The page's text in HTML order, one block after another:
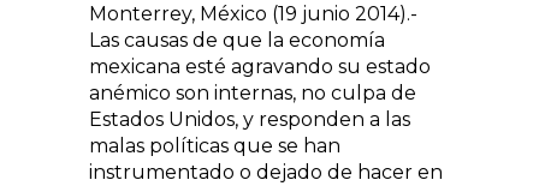
Monterrey, México (19 junio 2014).-
Las causas de que la economía
mexicana esté agravando su estado
anémico son internas, no culpa de
Estados Unidos, y responden a las
malas políticas que se han
instrumentado o dejado de hacer en